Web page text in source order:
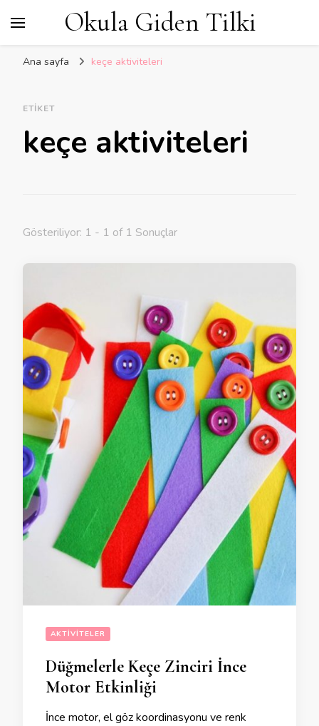
Okula Giden Tilki
Ana sayfa keçe aktiviteleri
ETIKET
keçe aktiviteleri
Gösteriliyor: 1 - 1 of 1 Sonuçlar
AKTIVITELER
Düğmelerle Keçe Zinciri İnce
Motor Etkinliği
İnce motor, el göz koordinasyonu ve renk